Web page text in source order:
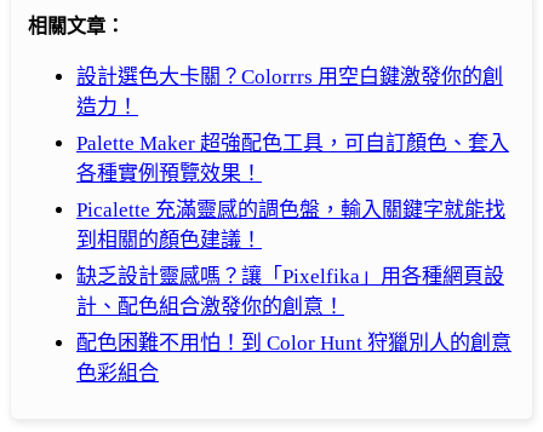
相關文章：
設計選色大卡關？Colorrrs 用空白鍵激發你的創
造力！
Palette Maker 超強配色工具，可自訂顏色、套入
各種實例預覽效果！
Picalette 充滿靈感的調色盤，輸入關鍵字就能找
到相關的顏色建議！
缺乏設計靈感嗎？讓「Pixelfika」用各種網頁設
計、配色組合激發你的創意！
配色困難不用怕！到 Color Hunt 狩獵別人的創意
色彩組合